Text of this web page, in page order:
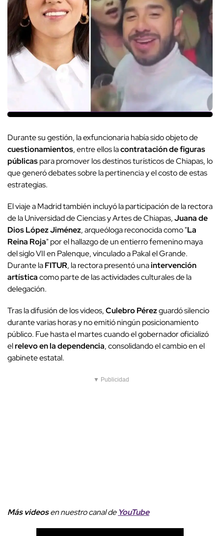
Durante su gestión, la exfuncionaria había sido objeto de
cuestionamientos, entre ellos lacontratación de figuras
públicaspara promover los destinos turísticos de Chiapas, lo
que generó debates sobre la pertinencia y el costo de estas
estrategias.
El viaje a Madrid también incluyó la participación de la rectora
de la Universidad de Ciencias y Artes de Chiapas,Juana de
Dios López Jiménez, arqueóloga reconocida como "La
Reina Roja" por el hallazgo de un entierro femenino maya
del siglo VII en Palenque, vinculado a Pakal el Grande.
Durante laFITUR, la rectora presentó unaintervención
artísticacomo parte de las actividades culturales de la
delegación.
Tras la difusión de los videos,Culebro Pérezguardó silencio
durante varias horas y no emitió ningún posicionamiento
público. Fue hasta el martes cuando el gobernador oficializó
elrelevo en la dependencia, consolidando el cambio en el
gabinete estatal.
▼ Publicidad
Más videosen nuestro canal de YouTube